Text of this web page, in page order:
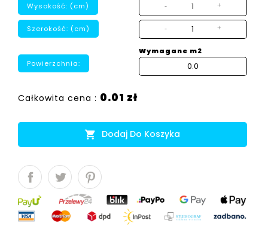
Wysokość: (cm) - +
Szerokość: (cm) - +
Powierzchnia:
Wymagane m2
Całkowita cena : 0.01 zł
 Dodaj Do Koszyka